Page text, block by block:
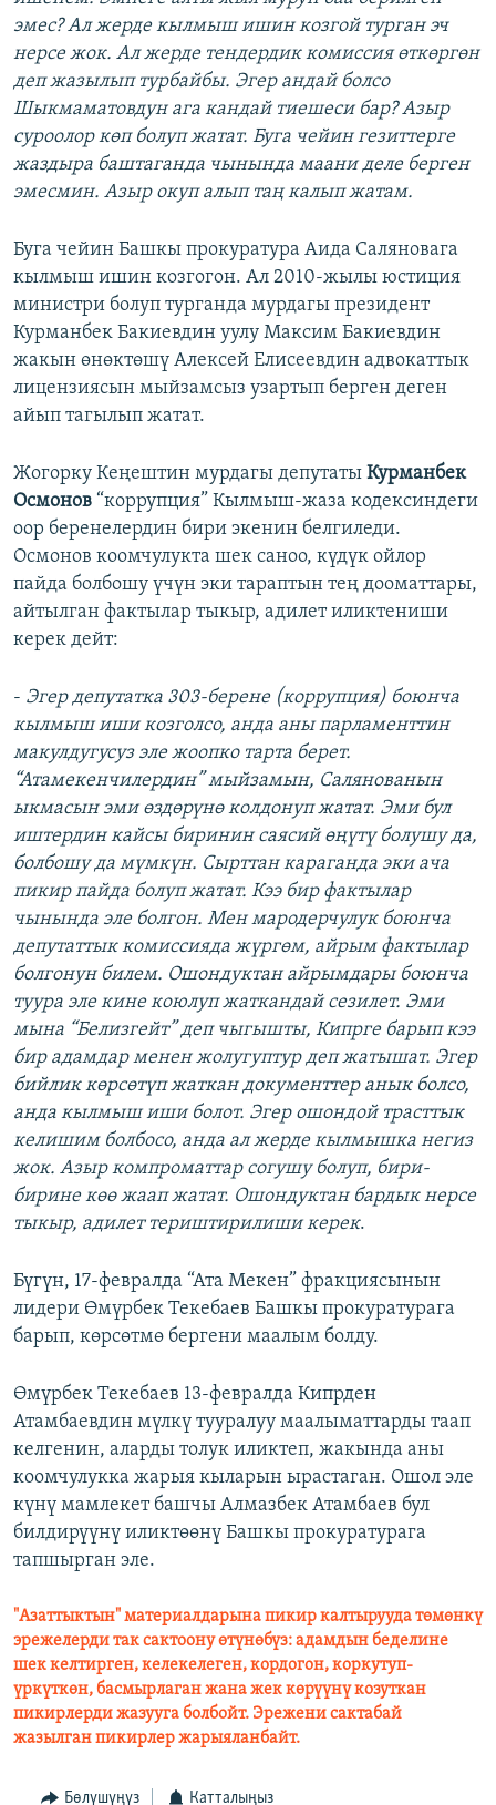
эмес? Ал жерде кылмыш ишин козгой турган эч
нерсе жок. Ал жерде тендердик комиссия өткөргөн
деп жазылып турбайбы. Эгер андай болсо
Шыкмаматовдун ага кандай тиешеси бар? Азыр
суроолор көп болуп жатат. Буга чейин гезиттерге
жаздыра баштаганда чынында маани деле берген
эмесмин. Азыр окуп алып таң калып жатам.
Буга чейин Башкы прокуратура Аида Саляновага
кылмыш ишин козгогон. Ал 2010-жылы юстиция
министри болуп турганда мурдагы президент
Курманбек Бакиевдин уулу Максим Бакиевдин
жакын өнөктөшү Алексей Елисеевдин адвокаттык
лицензиясын мыйзамсыз узартып берген деген
айып тагылып жатат.
Жогорку Кеңештин мурдагы депутаты Курманбек
Осмонов “коррупция” Кылмыш-жаза кодексиндеги
оор беренелердин бири экенин белгиледи.
Осмонов коомчулукта шек саноо, күдүк ойлор
пайда болбошу үчүн эки тараптын тең дооматтары,
айтылган фактылар тыкыр, адилет иликтениши
керек дейт:
- Эгер депутатка 303-берене (коррупция) боюнча
кылмыш иши козголсо, анда аны парламенттин
макулдугусуз эле жоопко тарта берет.
“Атамекенчилердин” мыйзамын, Салянованын
ыкмасын эми өздөрүнө колдонуп жатат. Эми бул
иштердин кайсы биринин саясий өңүтү болушу да,
болбошу да мүмкүн. Сырттан караганда эки ача
пикир пайда болуп жатат. Кээ бир фактылар
чынында эле болгон. Мен мародерчулук боюнча
депутаттык комиссияда жүргөм, айрым фактылар
болгонун билем. Ошондуктан айрымдары боюнча
туура эле кине коюлуп жаткандай сезилет. Эми
мына “Белизгейт” деп чыгышты, Кипрге барып кээ
бир адамдар менен жолугуптур деп жатышат. Эгер
бийлик көрсөтүп жаткан документтер анык болсо,
анда кылмыш иши болот. Эгер ошондой трасттык
келишим болбосо, анда ал жерде кылмышка негиз
жок. Азыр компроматтар согушу болуп, бири-
бирине көө жаап жатат. Ошондуктан бардык нерсе
тыкыр, адилет териштирилиши керек.
Бүгүн, 17-февралда “Ата Мекен” фракциясынын
лидери Өмүрбек Текебаев Башкы прокуратурага
барып, көрсөтмө бергени маалым болду.
Өмүрбек Текебаев 13-февралда Кипрден
Атамбаевдин мүлкү тууралуу маалыматтарды таап
келгенин, аларды толук иликтеп, жакында аны
коомчулукка жарыя кыларын ырастаган. Ошол эле
күнү мамлекет башчы Алмазбек Атамбаев бул
билдирүүнү иликтөөнү Башкы прокуратурага
тапшырган эле.
"Азаттыктын" материалдарына пикир калтырууда төмөнкү
эрежелерди так сактоону өтүнөбүз: адамдын беделине
шек келтирген, келекелеген, кордогон, коркутуп-
үркүткөн, басмырлаган жана жек көрүүнү козуткан
пикирлерди жазууга болбойт. Эрежени сактабай
жазылган пикирлер жарыяланбайт.
Бөлүшүңүз Катталыңыз